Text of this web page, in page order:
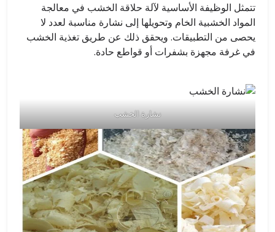
تتمثل الوظيفة الأساسية لآلة حلاقة الخشب في معالجة
المواد الخشبية الخام وتحويلها إلى نشارة مناسبة لعدد لا
يحصى من التطبيقات. ويحقق ذلك عن طريق تغذية الخشب
في غرفة مجهزة بشفرات أو قواطع حادة.
نشارة الخشب